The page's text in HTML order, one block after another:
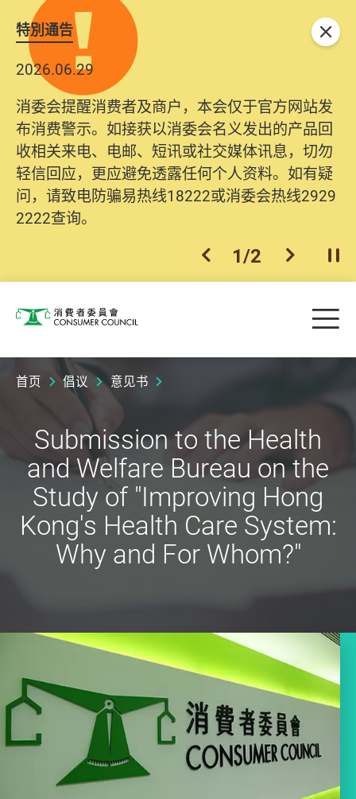
特別通告
2026.06.29
消委会提醒消费者及商户，本会仅于官方网站发
布消费警示。如接获以消委会名义发出的产品回
收相关来电、电邮、短讯或社交媒体讯息，切勿
轻信回应，更应避免透露任何个人资料。如有疑
问，请致电防骗易热线18222或消委会热线2929
2222查询。
上一个
1/2 下一个开
关闭
消费者委员会 目
首页 倡议 意见书
Submission to the Health
and Welfare Bureau on the
Study of "Improving Hong
Kong's Health Care System:
Why and For Whom?"